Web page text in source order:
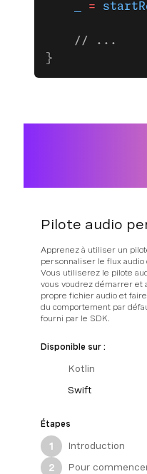
=
    // ...
}
Pilote audio
Apprenez à utiliser un
personnaliser le flux audio
Vous utiliserez le pilote
vous voudrez démarrer et
propre fichier audio et
du comportement par
fourni par le SDK.
Disponible sur :
Kotlin
Swift
Étapes
1
Introduction
2
Pour